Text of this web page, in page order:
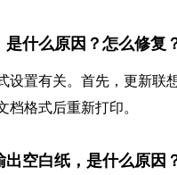
什么原因？怎么修复
置有关。首先，更新联
格式后重新打印。
空白纸，是什么原因